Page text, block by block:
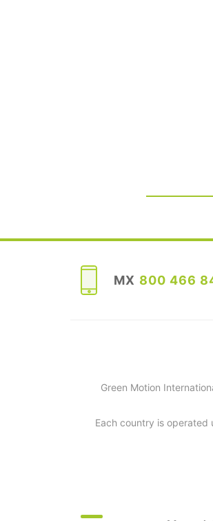
MX 800 466
Green Motion
Each country is operated